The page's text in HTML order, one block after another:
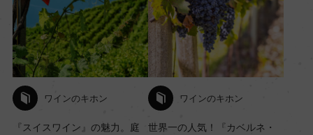
ワインのキホン
『スイスワイン』の魅力。庭
ワインのキホン
世界一の人気！『カベルネ・